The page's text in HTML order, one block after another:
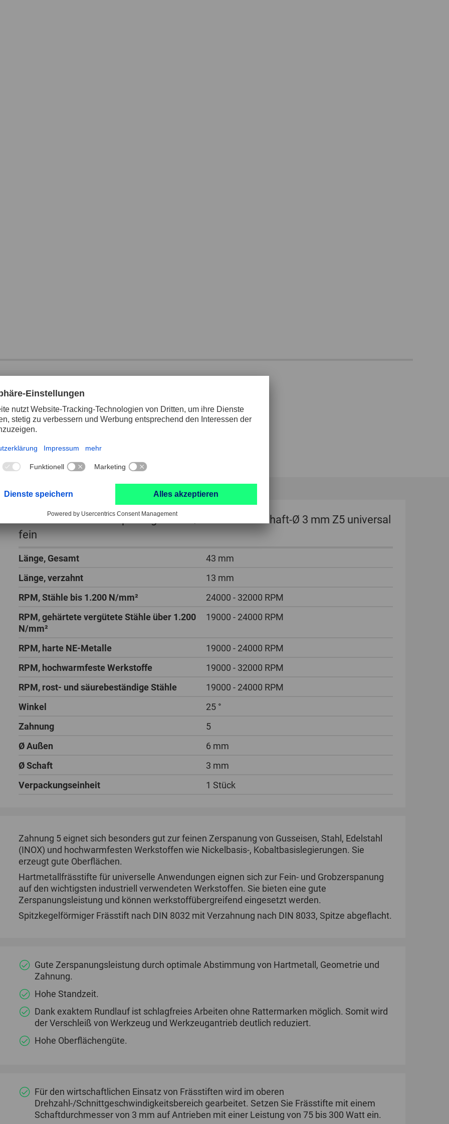
Hartmetall Frässtift Spitzkegel SKM Ø 06x13 mm Schaft-Ø 3 mm Z5 universal
fein
Länge, Gesamt
43 mm
Länge, verzahnt
13 mm
RPM, Stähle bis 1.200 N/mm²
24000 - 32000 RPM
RPM, gehärtete vergütete Stähle über 1.200
N/mm²
19000 - 24000 RPM
RPM, harte NE-Metalle
19000 - 24000 RPM
RPM, hochwarmfeste Werkstoffe
19000 - 32000 RPM
RPM, rost- und säurebeständige Stähle
19000 - 24000 RPM
Winkel
25 °
Zahnung
5
Ø Außen
6 mm
Ø Schaft
3 mm
Verpackungseinheit
1 Stück
Zahnung 5 eignet sich besonders gut zur feinen Zerspanung von Gusseisen, Stahl, Edelstahl
(INOX) und hochwarmfesten Werkstoffen wie Nickelbasis-, Kobaltbasislegierungen. Sie
erzeugt gute Oberflächen.
Hartmetallfrässtifte für universelle Anwendungen eignen sich zur Fein- und Grobzerspanung
auf den wichtigsten industriell verwendeten Werkstoffen. Sie bieten eine gute
Zerspanungsleistung und können werkstoffübergreifend eingesetzt werden.
Spitzkegelförmiger Frässtift nach DIN 8032 mit Verzahnung nach DIN 8033, Spitze abgeflacht.
Gute Zerspanungsleistung durch optimale Abstimmung von Hartmetall, Geometrie und
Zahnung.
Hohe Standzeit.
Dank exaktem Rundlauf ist schlagfreies Arbeiten ohne Rattermarken möglich. Somit wird
der Verschleiß von Werkzeug und Werkzeugantrieb deutlich reduziert.
Hohe Oberflächengüte.
Für den wirtschaftlichen Einsatz von Frässtiften wird im oberen
Drehzahl-/Schnittgeschwindigkeitsbereich gearbeitet. Setzen Sie Frässtifte mit einem
Schaftdurchmesser von 3 mm auf Antrieben mit einer Leistung von 75 bis 300 Watt ein.